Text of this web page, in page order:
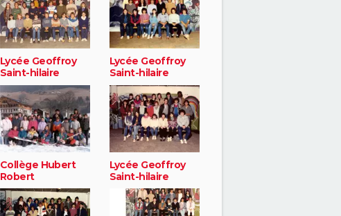
Lycée Geoffroy
Saint-hilaire
Lycée Geoffroy
Saint-hilaire
Collège Hubert
Robert
Lycée Geoffroy
Saint-hilaire